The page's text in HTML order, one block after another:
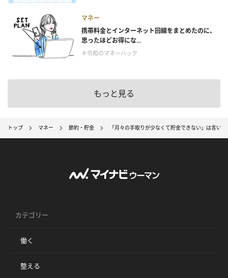
マネー
携帯料金とインターネット回線をまとめたのに、
思ったほどお得にな...
＃令和のマネーハック
もっと見る
トップ マネー 節約・貯金 「月々の手取りが少なくて貯金できない」は言い
カテゴリー
働く
整える